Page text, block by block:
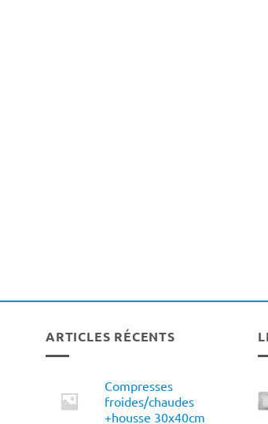
ARTICLES RÉCENTS
Compresses
froides/chaudes
+housse 30x40cm